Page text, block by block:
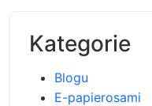
Kategorie
Blogu
E-papierosami